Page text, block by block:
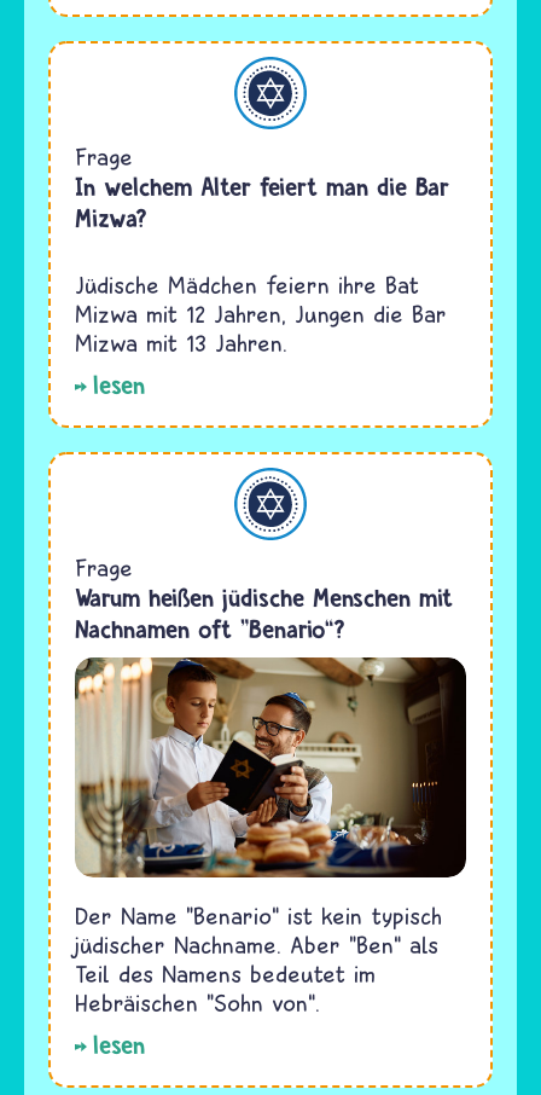
Judentum
Frage
In welchem Alter feiert man die Bar
Mizwa?
Jüdische Mädchen feiern ihre Bat
Mizwa mit 12 Jahren, Jungen die Bar
Mizwa mit 13 Jahren.
lesen
Judentum
Frage
Warum heißen jüdische Menschen mit
Nachnamen oft "Benario“?
Der Name "Benario“ ist kein typisch
jüdischer Nachname. Aber "Ben“ als
Teil des Namens bedeutet im
Hebräischen "Sohn von“.
lesen